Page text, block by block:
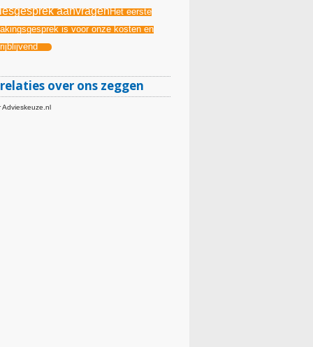
aanvragenHet eerste
is voor onze kosten en
over ons zeggen